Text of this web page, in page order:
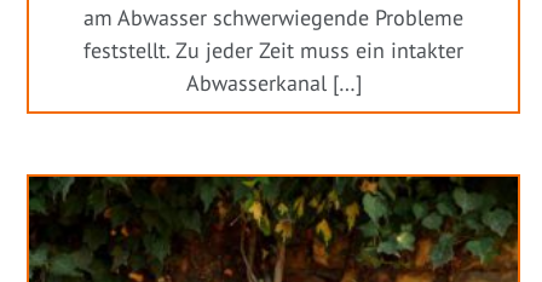
am Abwasser schwerwiegende Probleme
feststellt. Zu jeder Zeit muss ein intakter
Abwasserkanal […]